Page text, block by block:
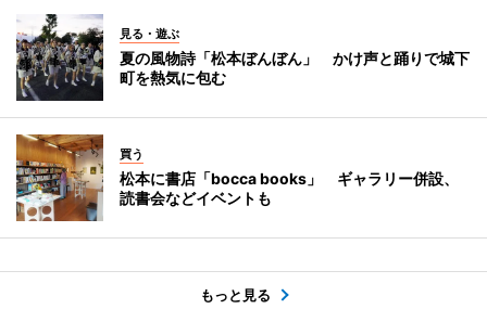
見る・遊ぶ
夏の風物詩「松本ぼんぼん」 かけ声と踊りで城下
町を熱気に包む
買う
松本に書店「bocca books」 ギャラリー併設、
読書会などイベントも
もっと見る